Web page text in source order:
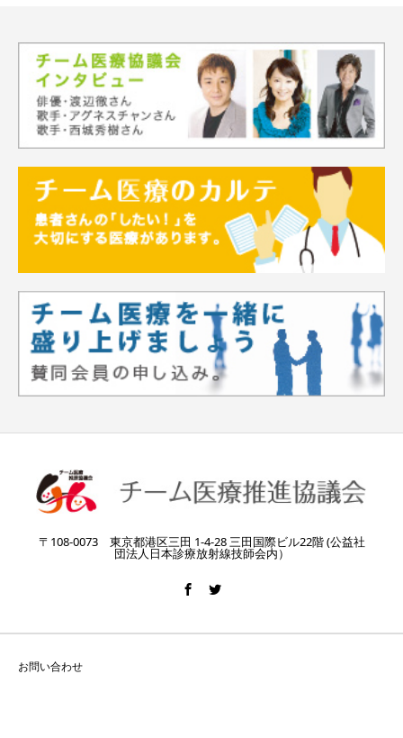
〒108-0073 東京都港区三田 1-4-28 三田国際ビル22階 (公益社
団法人日本診療放射線技師会内）
お問い合わせ